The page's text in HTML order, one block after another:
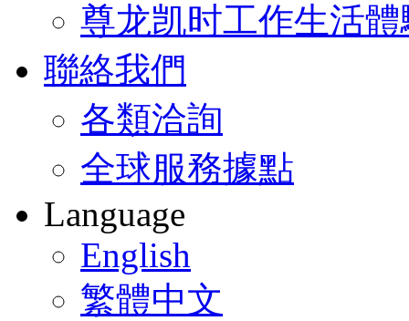
尊龙凯时工作生活體
聯絡我們
各類洽詢
全球服務據點
Language
English
繁體中文